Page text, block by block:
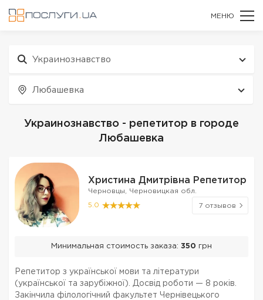
МЕНЮ
Украинознавство
Любашевка
Украинознавство - репетитор в городе
Любашевка
Христина Дмитрівна Репетитор
Черновцы, Черновицкая обл.
5.0 7 отзывов
Минимальная стоимость заказа: 350 грн
Репетитор з української мови та літератури
(української та зарубіжної). Досвід роботи — 8 років.
Закінчила філологічний факультет Чернівецького